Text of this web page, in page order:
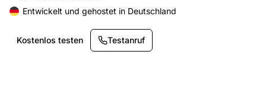
Entwickelt und gehostet in Deutschland
Kostenlos testen Testanruf